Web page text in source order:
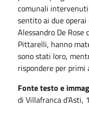
comunali intervenuti
sentito ai due
Alessandro De
Pittarelli, hanno
sono stati loro,
rispondere per
Fonte testo e
di Villafranca d'Asti,